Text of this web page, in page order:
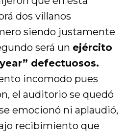
dos villanos
siendo justamente
será un ejército
defectuosos.
incomodo pues
el auditorio se quedó
emocionó ni aplaudió,
recibimiento que